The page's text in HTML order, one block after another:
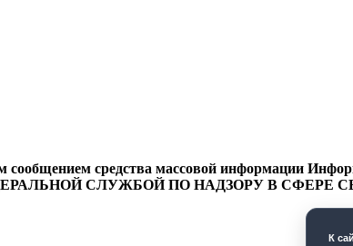
средства массовой информации
ФЕДЕРАЛЬНОЙ СЛУЖБОЙ ПО НАДЗОРУ В
К